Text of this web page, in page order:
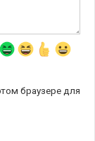
браузере для